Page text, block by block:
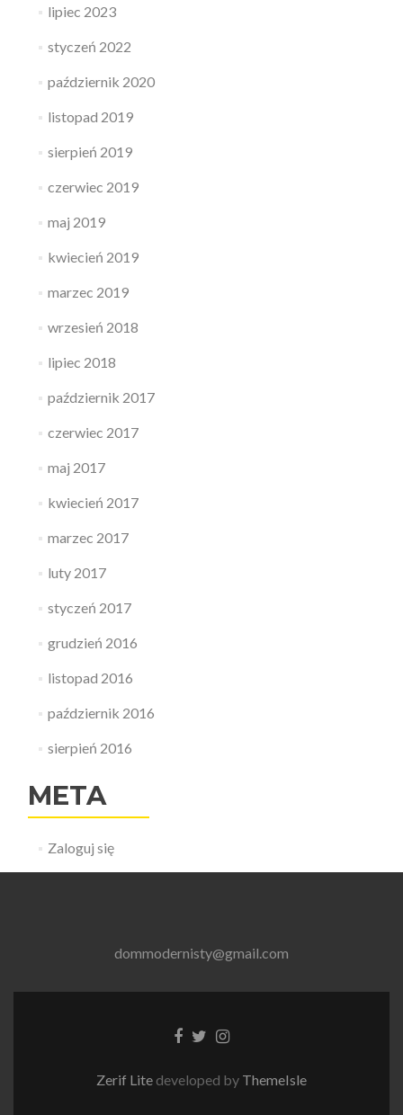
lipiec 2023
styczeń 2022
październik 2020
listopad 2019
sierpień 2019
czerwiec 2019
maj 2019
kwiecień 2019
marzec 2019
wrzesień 2018
lipiec 2018
październik 2017
czerwiec 2017
maj 2017
kwiecień 2017
marzec 2017
luty 2017
styczeń 2017
grudzień 2016
listopad 2016
październik 2016
sierpień 2016
META
Zaloguj się
dommodernisty@gmail.com
LinkLinkLink
Zerif Lite developed by ThemeIsle